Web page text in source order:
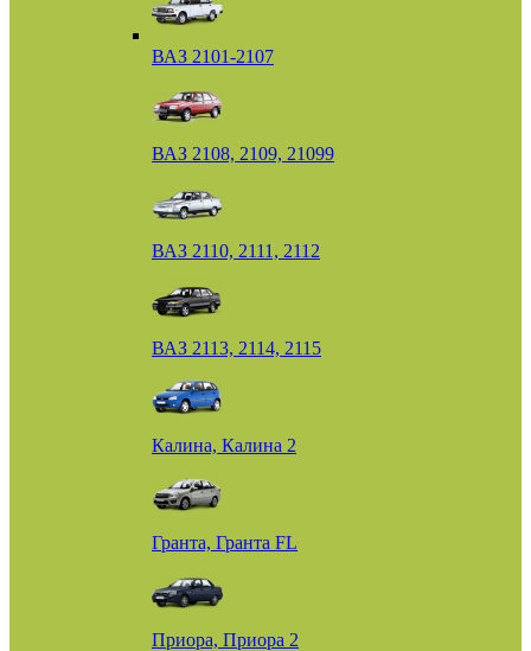
ВАЗ 2101-2107
ВАЗ 2108, 2109, 21099
ВАЗ 2110, 2111, 2112
ВАЗ 2113, 2114, 2115
Калина, Калина 2
Гранта, Гранта FL
Приора, Приора 2